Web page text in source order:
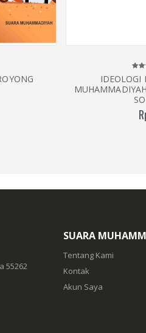
IDEOLOGI
55262
SUARA
Tentang Kami
Kontak
Akun Saya